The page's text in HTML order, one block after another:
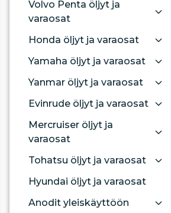
Volvo Penta öljyt ja
varaosat
Honda öljyt ja varaosat
Yamaha öljyt ja varaosat
Yanmar öljyt ja varaosat
Evinrude öljyt ja varaosat
Mercruiser öljyt ja
varaosat
Tohatsu öljyt ja varaosat
Hyundai öljyt ja varaosat
Anodit yleiskäyttöön